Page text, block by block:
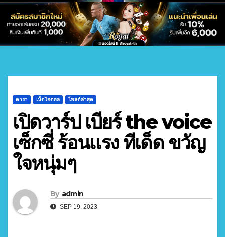
ดารา เน็ตไอดอล โพสต์ล่าสุด
เปิดวาร์ป เบียร์ the voice
เซ็กซี่ ร้อนแรง ทีเด็ด ขวัญ
ใจหนุ่มๆ
By admin
SEP 19, 2023